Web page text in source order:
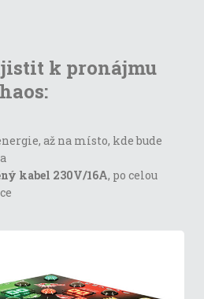
k pronájmu
až na místo, kde bude
kabel 230V/16A, po celou